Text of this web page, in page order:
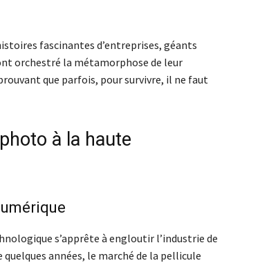
fascinantes d’entreprises, géants
orchestré la métamorphose de leur
que parfois, pour survivre, il ne faut
à la haute
s’apprête à engloutir l’industrie de
années, le marché de la pellicule